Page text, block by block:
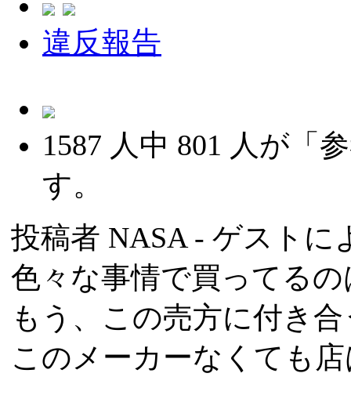
違反報告
1587 人中 801 人が「
す。
投稿者 NASA- ゲストに
色々な事情で買ってる
もう、この売方に付き
このメーカーなくても